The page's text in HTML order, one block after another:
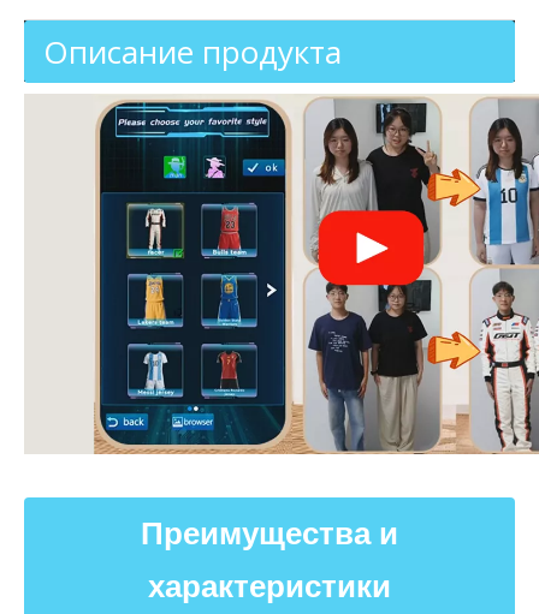
Описание продукта
Преимущества и
характеристики